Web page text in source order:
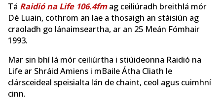
Tá Raidió na Life 106.4fmag ceiliúradh breithlá mór
Dé Luain, cothrom an lae a thosaigh an stáisiún ag
craoladh go lánaimseartha, ar an 25 Meán Fómhair
1993.
Mar sin bhí lá mór ceiliúrtha i stiúideonna Raidió na
Life ar Shráid Amiens i mBaile Átha Cliath le
clársceideal speisialta lán de chaint, ceol agus cuimhní
cinn.